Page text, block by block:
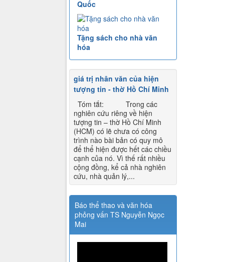
Quốc
Tặng sách cho nhà văn
hóa
giá trị nhân văn của hiện
tượng tin - thờ Hồ Chí Minh
Tóm tắt: Trong các
nghiên cứu riêng về hiện
tượng tin – thờ Hồ Chí Minh
(HCM) có lẽ chưa có công
trình nào bài bản có quy mô
để thể hiện được hết các chiều
cạnh của nó. Vì thế rất nhiều
cộng đồng, kể cả nhà nghiên
cứu, nhà quản lý,...
Báo thể thao và văn hóa
phỏng vấn TS Nguyễn Ngọc
Mai